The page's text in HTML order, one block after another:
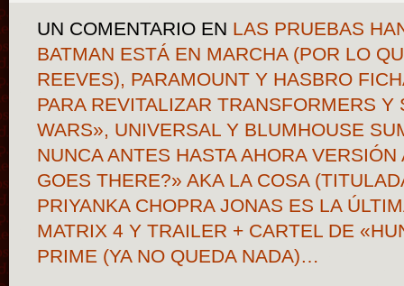
UN COMENTARIO EN LAS PRUEBAS
BATMAN ESTÁ EN MARCHA (POR LO
REEVES), PARAMOUNT Y HASBRO
PARA REVITALIZAR TRANSFORMERS
WARS», UNIVERSAL Y BLUMHOUSE
NUNCA ANTES HASTA AHORA
GOES THERE?» AKA LA COSA
PRIYANKA CHOPRA JONAS ES LA
MATRIX 4 Y TRAILER + CARTEL DE
PRIME (YA NO QUEDA NADA)…